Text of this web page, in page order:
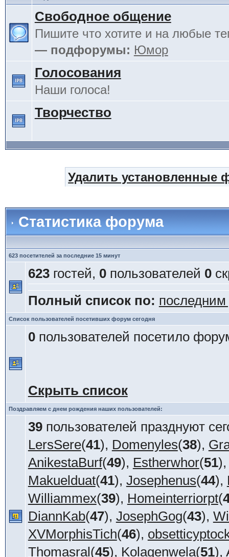
Свободное общение
Пишите что хотите и на любые
— подфорумы: Юмор
Голосования
Наши голоса!
Творчество
Удалить установленные
Статистика форума
623 посетителей за последние 15 минут
623гостей, 0пользователей 0
Полный список по:
Список пользователей посетивших форум сегодня
0пользователей посетило
Скрыть список
Поздравляем с днем рождения наших пользователей:
39пользователей празднуют
LersSere(41), Domenyles(38),
AnikestaBurf(49), Estherwhor(51),
Makuelduat(41), Josephenus(44),
Williammex(39), Homeinterriorpt(
DiannKab(47), JosephGog(43),
XVMorphisTich(46),
Thomasral(45), Kolagenwela(51),